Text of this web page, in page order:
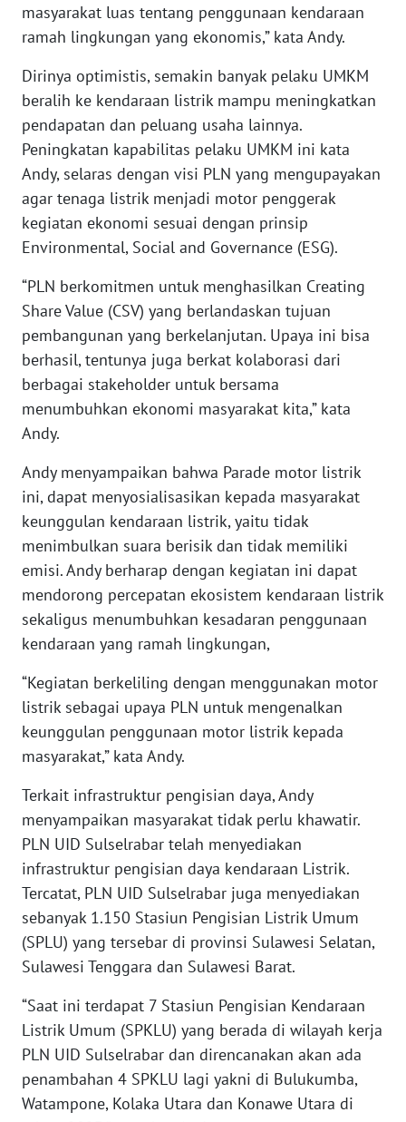
masyarakat luas tentang penggunaan kendaraan
ramah lingkungan yang ekonomis,” kata Andy.
Dirinya optimistis, semakin banyak pelaku UMKM
beralih ke kendaraan listrik mampu meningkatkan
pendapatan dan peluang usaha lainnya.
Peningkatan kapabilitas pelaku UMKM ini kata
Andy, selaras dengan visi PLN yang mengupayakan
agar tenaga listrik menjadi motor penggerak
kegiatan ekonomi sesuai dengan prinsip
Environmental, Social and Governance (ESG).
“PLN berkomitmen untuk menghasilkan Creating
Share Value (CSV) yang berlandaskan tujuan
pembangunan yang berkelanjutan. Upaya ini bisa
berhasil, tentunya juga berkat kolaborasi dari
berbagai stakeholder untuk bersama
menumbuhkan ekonomi masyarakat kita,” kata
Andy.
Andy menyampaikan bahwa Parade motor listrik
ini, dapat menyosialisasikan kepada masyarakat
keunggulan kendaraan listrik, yaitu tidak
menimbulkan suara berisik dan tidak memiliki
emisi. Andy berharap dengan kegiatan ini dapat
mendorong percepatan ekosistem kendaraan listrik
sekaligus menumbuhkan kesadaran penggunaan
kendaraan yang ramah lingkungan,
“Kegiatan berkeliling dengan menggunakan motor
listrik sebagai upaya PLN untuk mengenalkan
keunggulan penggunaan motor listrik kepada
masyarakat,” kata Andy.
Terkait infrastruktur pengisian daya, Andy
menyampaikan masyarakat tidak perlu khawatir.
PLN UID Sulselrabar telah menyediakan
infrastruktur pengisian daya kendaraan Listrik.
Tercatat, PLN UID Sulselrabar juga menyediakan
sebanyak 1.150 Stasiun Pengisian Listrik Umum
(SPLU) yang tersebar di provinsi Sulawesi Selatan,
Sulawesi Tenggara dan Sulawesi Barat.
“Saat ini terdapat 7 Stasiun Pengisian Kendaraan
Listrik Umum (SPKLU) yang berada di wilayah kerja
PLN UID Sulselrabar dan direncanakan akan ada
penambahan 4 SPKLU lagi yakni di Bulukumba,
Watampone, Kolaka Utara dan Konawe Utara di
WN
DAIRI
WN
DANAU
TOBA
WN
NIAS
WN
LANGKAT
TAPANULI
SELATAN
WN
TANJUNG
WN
KARO
WN
SIMALUNGUN
WN
LABUHANBATU
TAPANULI
TENGAH
WN DELI
WN
TEBING
TINGGI
WN
PAKPAK
KARAWANG
WN
BEKASI
WN